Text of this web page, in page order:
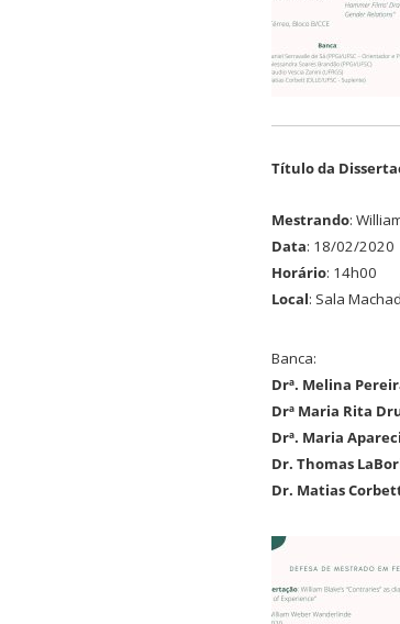
Título da
Mestrando:
Data: 18/02/2020
Horário: 14h00
Local: Sala
Banca:
Drª. Melina
Drª Maria Rita
Drª. Maria
Dr. Thomas
Dr. Matias